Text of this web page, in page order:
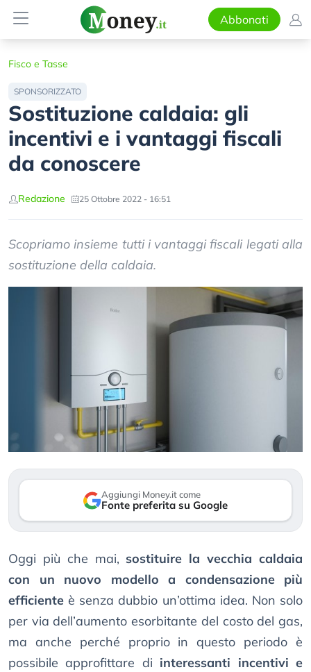
Abbonati
Fisco e Tasse
SPONSORIZZATO
Sostituzione caldaia: gli
incentivi e i vantaggi fiscali
da conoscere
Redazione 25 Ottobre 2022 - 16:51
Scopriamo insieme tutti i vantaggi fiscali legati alla
sostituzione della caldaia.
Aggiungi Money.it come
Fonte preferita su Google
Oggi più che mai, sostituire la vecchia caldaia
con un nuovo modello a condensazione più
efficiente è senza dubbio un’ottima idea. Non solo
per via dell’aumento esorbitante del costo del gas,
ma anche perché proprio in questo periodo è
possibile approfittare di interessanti incentivi e